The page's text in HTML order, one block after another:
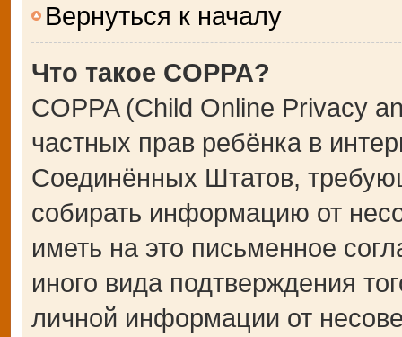
Вернуться к началу
Что такое COPPA?
COPPA (Child Online Privacy
частных прав ребёнка в
Соединённых Штатов,
собирать информацию от
иметь на это письменное
иного вида подтверждения
личной информации от